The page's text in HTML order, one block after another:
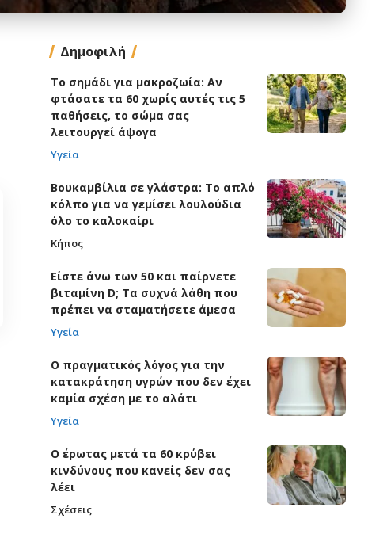
Δημοφιλή
Το σημάδι για μακροζωία: Αν
φτάσατε τα 60 χωρίς αυτές τις 5
παθήσεις, το σώμα σας
λειτουργεί άψογα
Υγεία
Βουκαμβίλια σε γλάστρα: Το απλό
κόλπο για να γεμίσει λουλούδια
όλο το καλοκαίρι
Κήπος
Είστε άνω των 50 και παίρνετε
βιταμίνη D; Τα συχνά λάθη που
πρέπει να σταματήσετε άμεσα
Υγεία
Ο πραγματικός λόγος για την
κατακράτηση υγρών που δεν έχει
καμία σχέση με το αλάτι
Υγεία
Ο έρωτας μετά τα 60 κρύβει
κινδύνους που κανείς δεν σας
λέει
Σχέσεις